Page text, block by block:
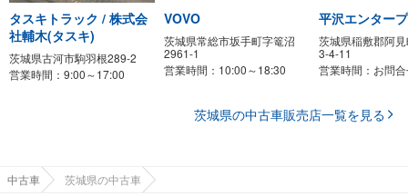
タスキトラック / 株式会
社輔木(タスキ)
茨城県古河市駒羽根289-2
営業時間：9:00～17:00
VOVO
茨城県常総市坂手町字篭沼
2961-1
営業時間：10:00～18:30
平沢エンター
茨城県稲敷郡阿
3-4-11
営業時間：お問
茨城県の中古車販売店一覧を見る
中古車 茨城県の中古車